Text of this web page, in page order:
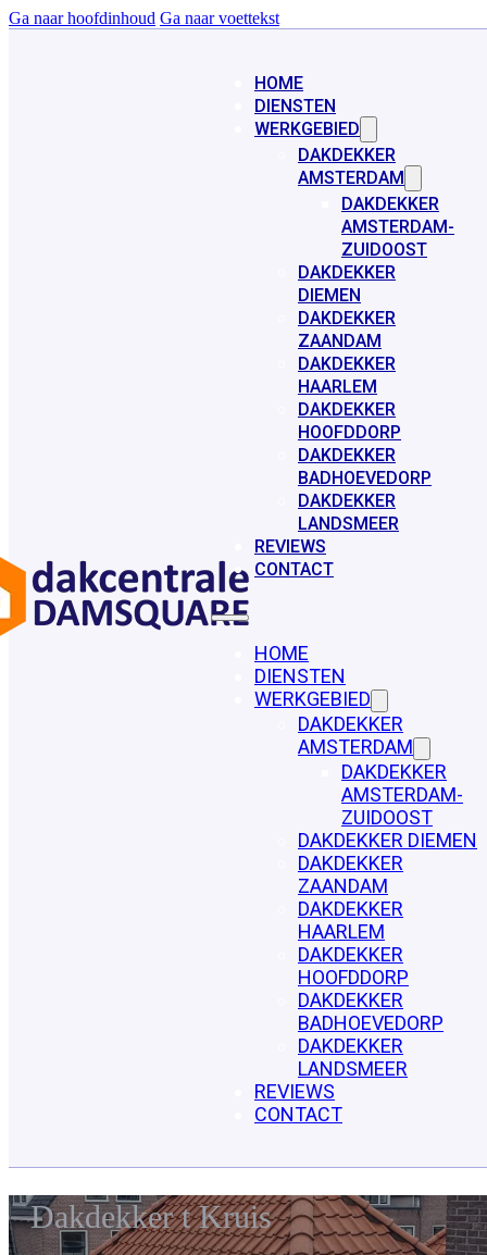
Ga naar hoofdinhoud Ga naar voettekst
HOME
DIENSTEN
WERKGEBIED
DAKDEKKER
AMSTERDAM
DAKDEKKER
AMSTERDAM-
ZUIDOOST
DAKDEKKER
DIEMEN
DAKDEKKER
ZAANDAM
DAKDEKKER
HAARLEM
DAKDEKKER
HOOFDDORP
DAKDEKKER
BADHOEVEDORP
DAKDEKKER
LANDSMEER
REVIEWS
CONTACT
HOME
DIENSTEN
WERKGEBIED
DAKDEKKER
AMSTERDAM
DAKDEKKER
AMSTERDAM-
ZUIDOOST
DAKDEKKER DIEMEN
DAKDEKKER
ZAANDAM
DAKDEKKER
HAARLEM
DAKDEKKER
HOOFDDORP
DAKDEKKER
BADHOEVEDORP
DAKDEKKER
LANDSMEER
REVIEWS
CONTACT
Dakdekker t Kruis